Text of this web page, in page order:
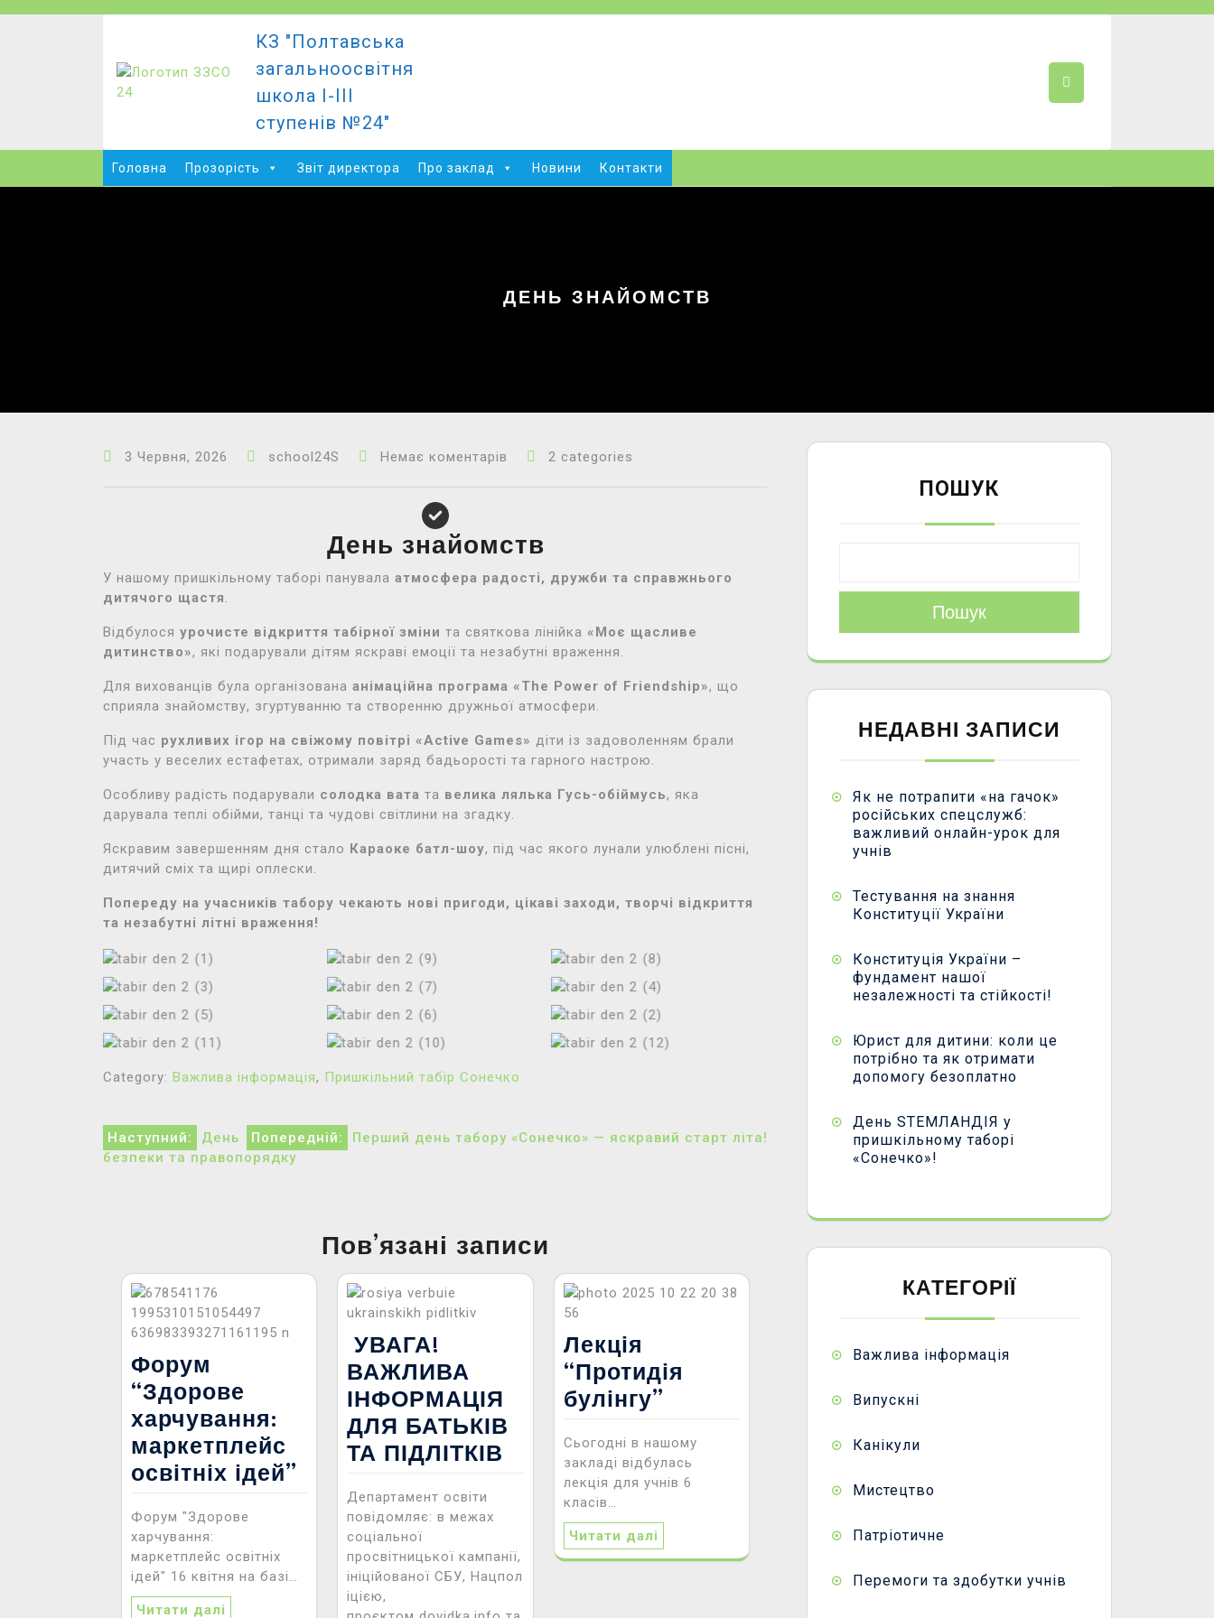
КЗ "Полтавська
загальноосвітня
школа І-ІІІ
ступенів №24"
Головна Прозорість Звіт директора Про заклад Новини Контакти
ДЕНЬ ЗНАЙОМСТВ
3 Червня, 2026 school24S Немає коментарів 2 categories
День знайомств
У нашому пришкільному таборі панувала атмосфера радості, дружби та справжнього
дитячого щастя.
Відбулося урочисте відкриття табірної зміни та святкова лінійка «Моє щасливе
дитинство», які подарували дітям яскраві емоції та незабутні враження.
Для вихованців була організована анімаційна програма «The Power of Friendship», що
сприяла знайомству, згуртуванню та створенню дружньої атмосфери.
Під час рухливих ігор на свіжому повітрі «Active Games» діти із задоволенням брали
участь у веселих естафетах, отримали заряд бадьорості та гарного настрою.
Особливу радість подарували солодка вата та велика лялька Гусь-обіймусь, яка
дарувала теплі обійми, танці та чудові світлини на згадку.
Яскравим завершенням дня стало Караоке батл-шоу, під час якого лунали улюблені пісні,
дитячий сміх та щирі оплески.
Попереду на учасників табору чекають нові пригоди, цікаві заходи, творчі відкриття
та незабутні літні враження!
Category: Важлива інформація, Пришкільний табір Сонечко
Навігація
записів
Попередній: Перший день табору «Сонечко» — яскравий старт літа!
Наступний:
День
безпеки та правопорядку
Пов’язані записи
Форум
“Здорове
харчування:
маркетплейс
освітніх ідей”
Форум "Здорове
харчування:
маркетплейс освітніх
ідей" 16 квітня на базі…
Читати далі
УВАГА!
ВАЖЛИВА
ІНФОРМАЦІЯ
ДЛЯ БАТЬКІВ
ТА ПІДЛІТКІВ
Департамент освіти
повідомляє: в межах
соціальної
просвітницької кампанії,
ініційованої СБУ, Нацпол
іцією,
Лекція
“Протидія
булінгу”
Сьогодні в нашому
закладі відбулась
лекція для учнів 6
класів…
Читати далі
ПОШУК
Пошук
НЕДАВНІ ЗАПИСИ
Як не потрапити «на гачок»
російських спецслужб:
важливий онлайн-урок для
учнів
Тестування на знання
Конституції України
Конституція України –
фундамент нашої
незалежності та стійкості!
Юрист для дитини: коли це
потрібно та як отримати
допомогу безоплатно
День STEMЛАНДІЯ у
пришкільному таборі
«Сонечко»!
КАТЕГОРІЇ
Важлива інформація
Випускні
Канікули
Мистецтво
Патріотичне
Перемоги та здобутки учнів